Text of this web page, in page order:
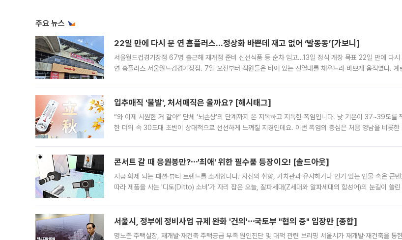
주요 뉴스
22일 만에 다시 문 연 홈플러스…정상화 바쁜데 재고 없어 ‘발동동’[가보니]
서울월드컵경기장점 67명 출근해 재개점 준비 신선식품 등 순차 입고…13일 정식 개장 목표 22일 만에 다시
연 홈플러스 서울월드컵경기장점. 7일 오전부터 직원들은 비어 있는 진열대를 채우느라 바쁘게 움직였다. 계
입추매직 '불발', 처서매직은 올까요? [해시태그]
“와 이제 시원한 거 같아” 단체 ‘뇌손상’의 단계까지 온 지독하고 지독한 폭염입니다. 낮 기온이 37~39도를
한 더위 속 30도대 초반이 상대적으로 선선하게 느껴질 지경인데요. 이번 폭염의 중심은 처음 영남을 비롯한
콘서트 갈 때 응원봉만?⋯'최애' 위한 필수품 등장이오! [솔드아웃]
지금 화제 되는 패션·뷰티 트렌드를 소개합니다. 자신의 취향, 가치관과 유사하거나 인기 있는 인물 혹은 콘
따라 제품을 사는 '디토(Ditto) 소비'가 자리 잡은 오늘, 잘파세대(Z세대와 알파세대의 합성어)의 눈길이 쏠린
서울시, 정부에 정비사업 규제 완화 '건의'⋯국토부 "협의 중" 입장만 [종합]
명노준 주택실장, 재개발·재건축 주택공급 부족 원인진단 및 대책 관련 브리핑 서울시가 재개발·재건축을 통